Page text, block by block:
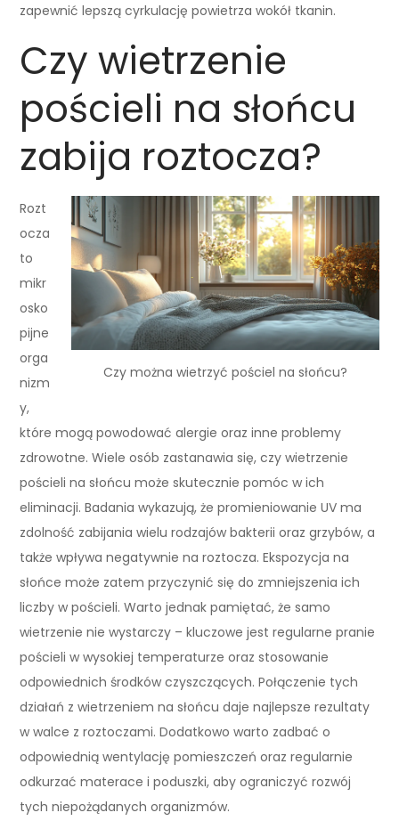
zapewnić lepszą cyrkulację powietrza wokół tkanin.
Czy wietrzenie
pościeli na słońcu
zabija roztocza?
Czy można wietrzyć pościel na słońcu?
Rozt
ocza
to
mikr
osko
pijne
orga
nizm
y,
które mogą powodować alergie oraz inne problemy
zdrowotne. Wiele osób zastanawia się, czy wietrzenie
pościeli na słońcu może skutecznie pomóc w ich
eliminacji. Badania wykazują, że promieniowanie UV ma
zdolność zabijania wielu rodzajów bakterii oraz grzybów, a
także wpływa negatywnie na roztocza. Ekspozycja na
słońce może zatem przyczynić się do zmniejszenia ich
liczby w pościeli. Warto jednak pamiętać, że samo
wietrzenie nie wystarczy – kluczowe jest regularne pranie
pościeli w wysokiej temperaturze oraz stosowanie
odpowiednich środków czyszczących. Połączenie tych
działań z wietrzeniem na słońcu daje najlepsze rezultaty
w walce z roztoczami. Dodatkowo warto zadbać o
odpowiednią wentylację pomieszczeń oraz regularnie
odkurzać materace i poduszki, aby ograniczyć rozwój
tych niepożądanych organizmów.